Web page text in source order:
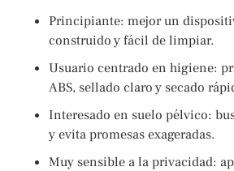
Principiante: mejor un
construido y fácil de limpiar.
Usuario centrado en higiene:
ABS, sellado claro y secado
Interesado en suelo pélvico:
y evita promesas exageradas.
Muy sensible a la privacidad: